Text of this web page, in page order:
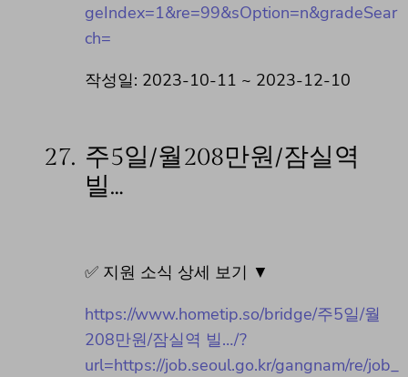
geIndex=1&re=99&sOption=n&gradeSear
ch=
작성일: 2023-10-11 ~ 2023-12-10
27. 주5일/월208만원/잠실역
빌…
✅ 지원 소식 상세 보기 ▼
https://www.hometip.so/bridge/주5일/월
208만원/잠실역 빌…/?
url=https://job.seoul.go.kr/gangnam/re/job_